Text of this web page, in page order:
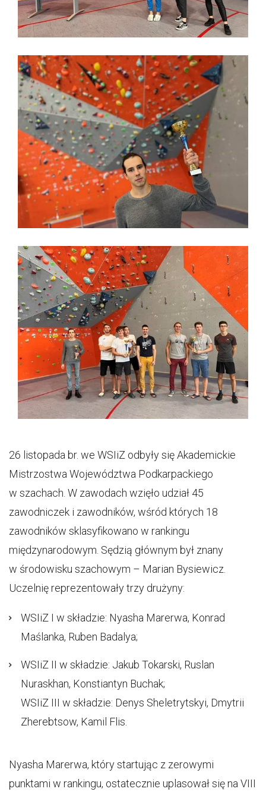
26 listopada br. we WSIiZ odbyły się Akademickie
Mistrzostwa Województwa Podkarpackiego
w szachach. W zawodach wzięło udział 45
zawodniczek i zawodników, wśród których 18
zawodników sklasyfikowano w rankingu
międzynarodowym. Sędzią głównym był znany
w środowisku szachowym – Marian Bysiewicz.
Uczelnię reprezentowały trzy drużyny:
WSIiZ I w składzie: Nyasha Marerwa, Konrad
Maślanka, Ruben Badalya;
WSIiZ II w składzie: Jakub Tokarski, Ruslan
Nuraskhan, Konstiantyn Buchak;
WSIiZ III w składzie: Denys Sheletrytskyi, Dmytrii
Zherebtsow, Kamil Flis.
Nyasha Marerwa, który startując z zerowymi
punktami w rankingu, ostatecznie uplasował się na VIII